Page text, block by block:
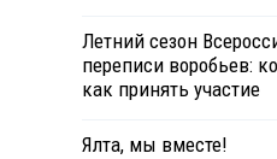
Летний сезон
переписи воробьев:
как принять участие
Ялта, мы вместе!